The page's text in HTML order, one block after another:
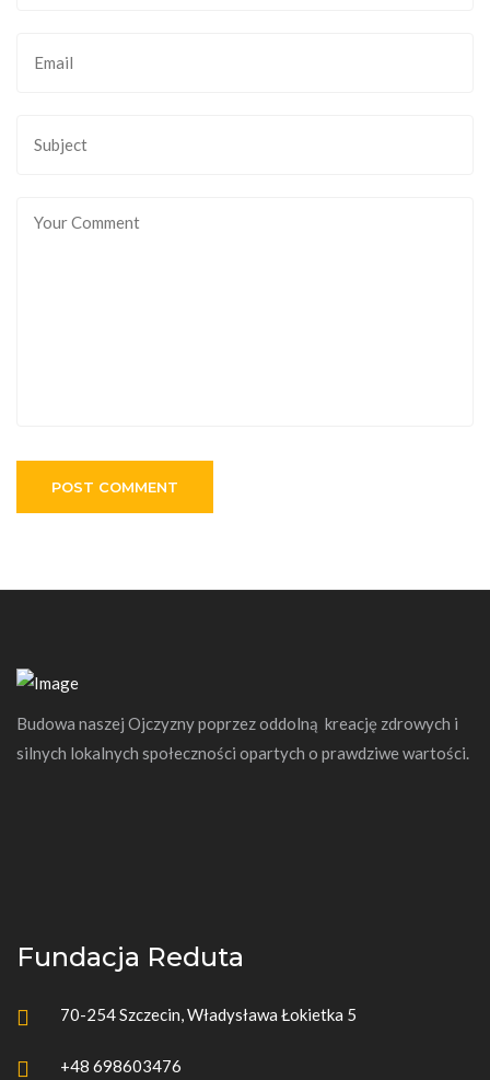
POST COMMENT
Budowa naszej Ojczyzny poprzez oddolną kreację zdrowych i
silnych lokalnych społeczności opartych o prawdziwe wartości.
Fundacja Reduta
70-254 Szczecin, Władysława Łokietka 5
+48 698603476